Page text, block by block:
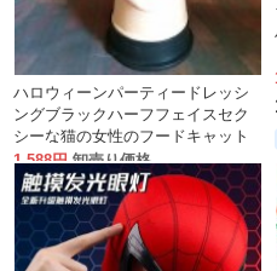
ハロウィーンパーティードレッシ
ングブラックハーフフェイスセク
シーな猫の女性のフードキャット
ウーマンビューティーヌードルス
キン、コウモリ
1,588円卸売り価格
1,672円
1 - 3営業日で出荷され